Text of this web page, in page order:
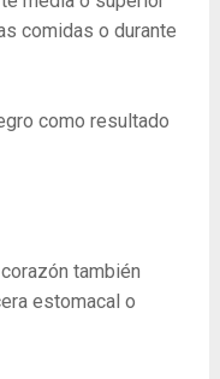
comidas o durante
como resultado
también
estomacal o